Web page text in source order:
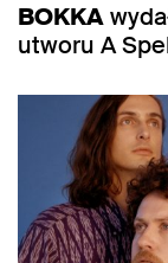
BOKKA
utworu A